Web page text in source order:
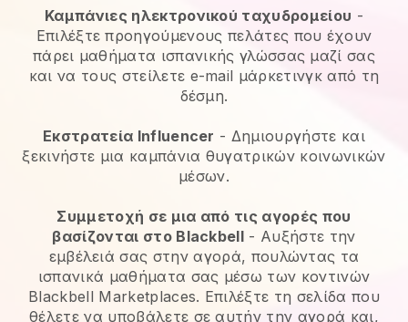
Καμπάνιες ηλεκτρονικού ταχυδρομείου -
Επιλέξτε προηγούμενους πελάτες που έχουν
πάρει μαθήματα ισπανικής γλώσσας μαζί σας
και να τους στείλετε e-mail μάρκετινγκ από τη
δέσμη.
Εκστρατεία Influencer - Δημιουργήστε και
ξεκινήστε μια καμπάνια θυγατρικών κοινωνικών
μέσων.
Συμμετοχή σε μια από τις αγορές που
βασίζονται στο Blackbell - Αυξήστε την
εμβέλειά σας στην αγορά, πουλώντας τα
ισπανικά μαθήματα σας μέσω των κοντινών
Blackbell Marketplaces. Επιλέξτε τη σελίδα που
θέλετε να υποβάλετε σε αυτήν την αγορά και,